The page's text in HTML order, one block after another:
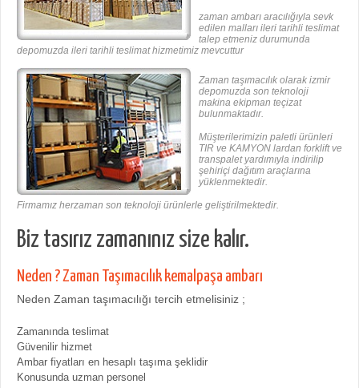
zaman ambarı aracılığıyla sevk
edilen malları ileri tarihli teslimat
talep etmeniz durumunda
depomuzda ileri tarihli teslimat hizmetimiz mevcuttur
Zaman taşımacılık olarak izmir
depomuzda son teknoloji
makina ekipman teçizat
bulunmaktadır.
Müşterilerimizin paletli ürünleri
TIR ve KAMYON lardan forklift ve
transpalet yardımıyla indirilip
şehiriçi dağıtım araçlarına
yüklenmektedir.
Firmamız herzaman son teknoloji ürünlerle geliştirilmektedir.
Biz tasırız zamanınız size kalır.
Neden ? Zaman Taşımacılık kemalpaşa ambarı
Neden Zaman taşımacılığı tercih etmelisiniz ;
Zamanında teslimat
Güvenilir hizmet
Ambar fiyatları en hesaplı taşıma şeklidir
Konusunda uzman personel